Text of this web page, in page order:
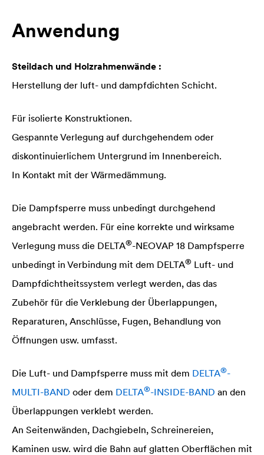
Anwendung
Steildach und Holzrahmenwände :
Herstellung der luft- und dampfdichten Schicht.
Für isolierte Konstruktionen.
Gespannte Verlegung auf durchgehendem oder
diskontinuierlichem Untergrund im Innenbereich.
In Kontakt mit der Wärmedämmung.
Die Dampfsperre muss unbedingt durchgehend
angebracht werden. Für eine korrekte und wirksame
Verlegung muss die DELTA®-NEOVAP 18 Dampfsperre
unbedingt in Verbindung mit dem DELTA® Luft- und
Dampfdichtheitssystem verlegt werden, das das
Zubehör für die Verklebung der Überlappungen,
Reparaturen, Anschlüsse, Fugen, Behandlung von
Öffnungen usw. umfasst.
Die Luft- und Dampfsperre muss mit dem DELTA®-
MULTI-BAND oder dem DELTA®-INSIDE-BAND an den
Überlappungen verklebt werden.
An Seitenwänden, Dachgiebeln, Schreinereien,
Kaminen usw. wird die Bahn auf glatten Oberflächen mit